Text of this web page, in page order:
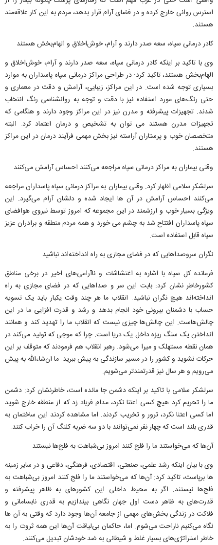
استرس روانی خارج کرده و در فضای آرام قرار بدهد، مردم به این کار علاقه‌مند
هستند.
کادر درمانی سپاه، سعه صدر دارند و آرام، خوش‌اخلاق و الهام‌بخش هستند
وی با تاکید بر اینکه کادر درمانی سپاه، سعه صدر دارند و آرام، خوش‌اخلاق و
الهام‌بخش هستند، تاکید کرد: در طراحی مراکز درمانی سپاه پاسداران به موارد
بسیاری توجه شده است. در این مراکز، زیبایی، آرامش و دقت در معماری و
حتی رنگ‌های مورد استفاده نیز با دقت و توجه به روانشناسی رنگ انتخاب
شدند. تجهیزات پیشرفته و مدرن نیز در این مراکز وجود دارند و هنگامی که
تجهیزات مدرن هستند می توان به تشخیص و درمان اعتماد کرد. البته
متخصصان خوب و پرستاران آراسته نیز بخش مهمی فرآیند درمان در این مراکز
هستند.
وقتی بیماران به مراکز درمانی سپاه مراجعه می‌کنند احساس آرامش می‌کنند
سرلشکر سلامی اظهار کرد: وقتی بیماران به مراکز درمانی سپاه پاسداران مراجعه
می‌کنند احساس آرامش در آن ها ایجاد شده و دلشان آرام می‌گیرد. این
ویژگی بسیار خوب و ارزشمند در این مجموعه‌ که امروز توسط نیروی هوافضای
سپاه پاسداران افتتاح شد به چشم می خورد و همه مردم منطقه و برادران عزیز
سپاه قابل استفاده است.
نگران سروصداهایی که در فضای مجازی به راه انداخته‌اند نباشید
فرمانده کل سپاه با اشاره به اغتشاشات و ناآرامی‌های اخیر در برخی مناطق
کشورخاطر نشان کرد: بابت این سر و صداهایی که در فضای مجازی به راه
انداخته‌اند هیچ نگران نباشید. انقلاب ما هر چند وقت یکبار باید یک تسویه
حساب با دشمنان بیرونی خود انجام بدهد و رشد و قدرت افزایی ما در این
چالش‌هاست. این چالش‌ها چیزی نیست که انقلاب ما را تهدید کند و همانند
انداختن یک سنگ ریزه داخل یک دریا است. چرا که موجی که تولید می‌کند در
همان نقطه مستهلک و میرا می‌شود. رهبر انقلاب هم فرمودند که متوقف بر این
حرکات نشوید و کشور را در مسیر سازندگی به پیش ببرید. ما ان‌شاءالله به پیش
می‌رویم و هر سال نیز قدرتمندتر می‌شویم.
سرلشکر سلامی با تاکید بر اینکه دشمن جا مانده است، خاطرنشان کرد: دشمن
ما را تحریم کرد هیچ کسی اعتنا نکرد، مدام فریاد زد که از منطقه خارج شوید
اما کسی اعتنا نکرد، ترور و‌ تخریب کردند. اما مشاهده کردند این ساختمان به
قدری بلند است که چهار نفر نمی‌توانند با دو سه ضربه کلنگ آن را خراب کنند.
آن‌ها که می‌خواستند ما را فلج کنند امروز بی‌شباهت به فلج‌ها نیستند
وی با بیان اینکه رشد علمی، صنعتی، اقتصادی، فرهنگی، دفاعی و‌ در سایر زمینه
ها برپاست، تاکید کرد: آن‌ها که می‌خواستند ما را فلج کنند امروز بی‌شباهت به
فلج‌ها نیستند. اگر به محیط داخلی این کشورهای به ظاهر پیشرفته و
قدرت‌های به ظاهر دست اول جهان نگاهی بیندازیم به قدری نابسامانی و
فلاکت در زندگی بخش‌های مهمی از جامعه آن‌ها وجود دارد که وقتی به آن‌ ها
نگاه می‌کنیم ناراحت می‌شوم. اما، حاکمان بی‌لیاقت آن‌ها این همه ثروت را به
خاطر استراتژی‌های بسیار غلط و شیطانی به ضد خودشان تبدیل می‌کنند.